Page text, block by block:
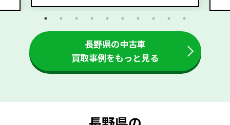
長野県の中古車
買取事例をもっと見る